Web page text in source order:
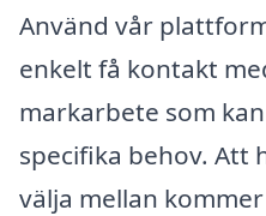
Använd vår
enkelt få kontakt
markarbete som
specifika behov. Att
välja mellan